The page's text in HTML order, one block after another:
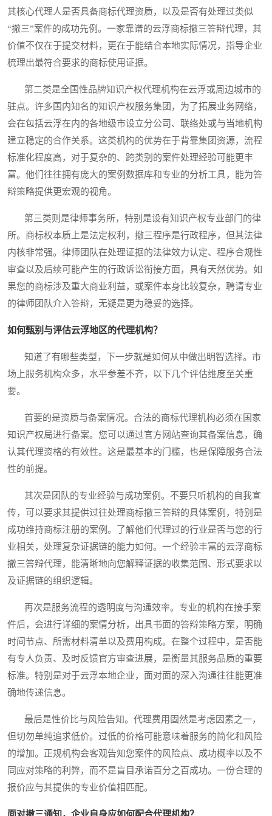
其核心代理人是否具备商标代理资质，以及是否有处理过类似
“撤三”案件的成功先例。一家靠谱的云浮商标撤三答辩代理，其
价值不仅在于提交材料，更在于能结合本地实际情况，指导企业
梳理出最符合要求的商标使用证据。
第二类是全国性品牌知识产权代理机构在云浮或周边城市的
驻点。许多国内知名的知识产权服务集团，为了拓展业务网络，
会在包括云浮在内的各地级市设立分公司、联络处或与当地机构
建立稳定的合作关系。这类机构的优势在于背靠集团资源，流程
标准化程度高，对于复杂的、跨类别的案件处理经验可能更丰
富。他们往往拥有庞大的案例数据库和专业的分析工具，能为答
辩策略提供更宏观的视角。
第三类则是律师事务所，特别是设有知识产权专业部门的律
所。商标权本质上是法定权利，撤三程序是行政程序，但其法律
内核非常强。律师团队在处理证据的法律效力认定、程序合规性
审查以及后续可能产生的行政诉讼衔接方面，具有天然优势。如
果您的商标涉及重大商业利益，或案件本身比较复杂，聘请专业
的律师团队介入答辩，无疑是更为稳妥的选择。
如何甄别与评估云浮地区的代理机构？
知道了有哪些类型，下一步就是如何从中做出明智选择。市
场上服务机构众多，水平参差不齐，以下几个评估维度至关重
要。
首要的是资质与备案情况。合法的商标代理机构必须在国家
知识产权局进行备案。您可以通过官方网站查询其备案信息，确
认其代理资格的有效性。这是最基本的门槛，也是保障服务合法
性的前提。
其次是团队的专业经验与成功案例。不要只听机构的自我宣
传，可以要求其提供过往处理商标撤三答辩的具体案例，特别是
成功维持商标注册的案例。了解他们代理过的行业是否与您的行
业相关，处理复杂证据链的能力如何。一个经验丰富的云浮商标
撤三答辩代理，能清晰地向您解释证据的收集范围、形式要求以
及证据链的组织逻辑。
再次是服务流程的透明度与沟通效率。专业的机构在接手案
件后，会进行详细的案情分析，出具书面的答辩策略方案，明确
时间节点、所需材料清单以及费用构成。在整个过程中，是否能
有专人负责、及时反馈官方审查进展，是衡量其服务品质的重要
标准。特别是对于云浮本地企业，面对面的深入沟通往往能更准
确地传递信息。
最后是性价比与风险告知。代理费用固然是考虑因素之一，
但切勿单纯追求低价。过低的价格可能意味着服务的简化和风险
的增加。正规机构会客观告知您案件的风险点、成功概率以及不
同应对策略的利弊，而不是盲目承诺百分之百成功。一份合理的
报价应与其提供的专业价值相匹配。
面对撤三通知，企业自身应如何配合代理机构？